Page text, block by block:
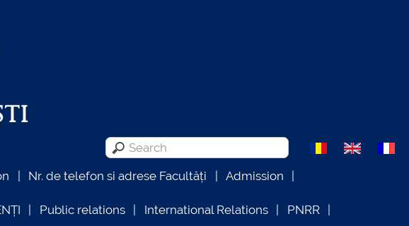
Nr. de telefon si adrese Facultăți Admission
Public relations International Relations PNRR